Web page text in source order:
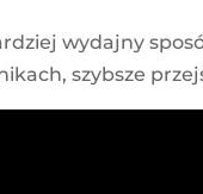
wydajny
szybsze